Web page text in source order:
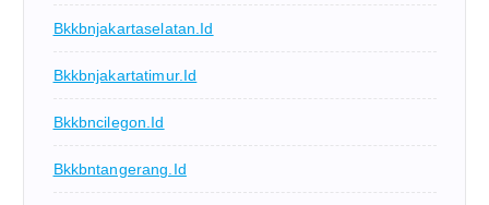
Bkkbnjakartaselatan.id
Bkkbnjakartatimur.id
Bkkbncilegon.id
Bkkbntangerang.id